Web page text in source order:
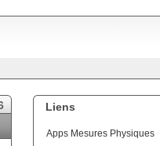
Liens
Apps Mesures Physiques